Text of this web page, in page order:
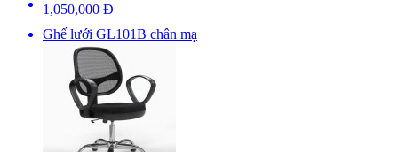
1,050,000 Đ
Ghế lưới GL101B chân mạ